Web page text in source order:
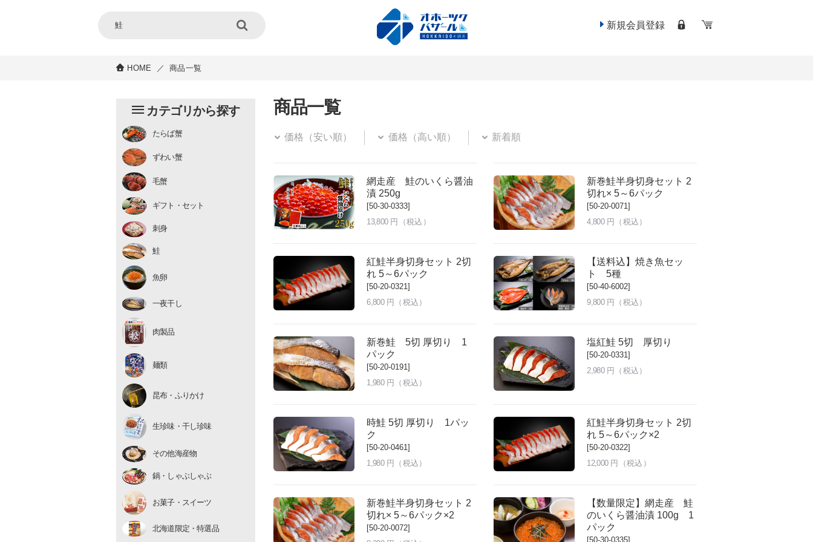
新規会員登録
HOME ／ 商品一覧
カテゴリから探す
たらば蟹
チルド
むき身 ずわい蟹
むき身
生冷凍 毛蟹
チルド
ギフト・セット
刺身
鮭
魚卵
いくら
たらこ・明太子
数の子
一夜干し
肉製品
麺類
昆布・ふりかけ
生珍味・干し珍味
生珍味
干し珍味
その他海産物
鍋・しゃぶしゃぶ
お菓子・スイーツ
北海道限定・特選品
商品一覧
価格（安い順） 価格（高い順） 新着順
網走産 鮭のいくら醤油
漬 250g
[50-30-0333]
13,800 円（税込）
新巻鮭半身切身セット 2
切れ× 5～6パック
[50-20-0071]
4,800 円（税込）
紅鮭半身切身セット 2切
れ 5～6パック
[50-20-0321]
6,800 円（税込）
【送料込】焼き魚セッ
ト 5種
[50-40-6002]
9,800 円（税込）
新巻鮭 5切 厚切り 1
パック
[50-20-0191]
1,980 円（税込）
塩紅鮭 5切 厚切り
[50-20-0331]
2,980 円（税込）
時鮭 5切 厚切り 1パッ
ク
[50-20-0461]
1,980 円（税込）
紅鮭半身切身セット 2切
れ 5～6パック×2
[50-20-0322]
12,000 円（税込）
新巻鮭半身切身セット 2
切れ× 5～6パック×2
[50-20-0072]
【数量限定】網走産 鮭
のいくら醤油漬 100g 1
パック
[50-30-0335]